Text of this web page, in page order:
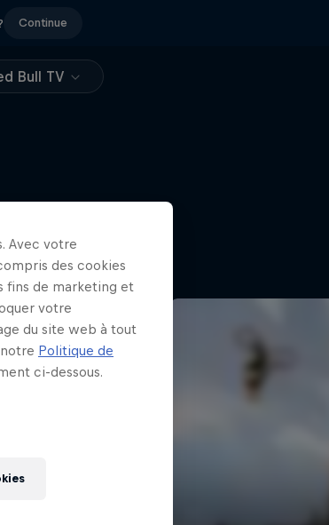
? Continue
Bull TV
Avec votre
des cookies
fins de marketing et
votre
du site web à tout
Politique de
ci-dessous.